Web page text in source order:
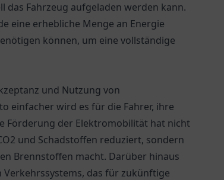
das Fahrzeug aufgeladen werden kann.
eine erhebliche Menge an Energie
können, um eine vollständige
und Nutzung von
einfacher wird es für die Fahrer, ihre
Förderung der Elektromobilität hat nicht
und Schadstoffen reduziert, sondern
Brennstoffen macht. Darüber hinaus
das für zukünftige